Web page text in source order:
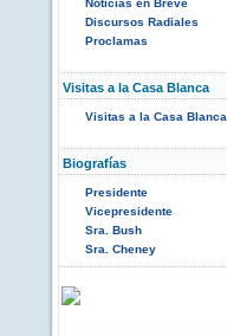
Noticias en Breve
Discursos Radiales
Proclamas
Visitas a la Casa Blanca
Visitas a la Casa Blanca
Biografías
Presidente
Vicepresidente
Sra. Bush
Sra. Cheney